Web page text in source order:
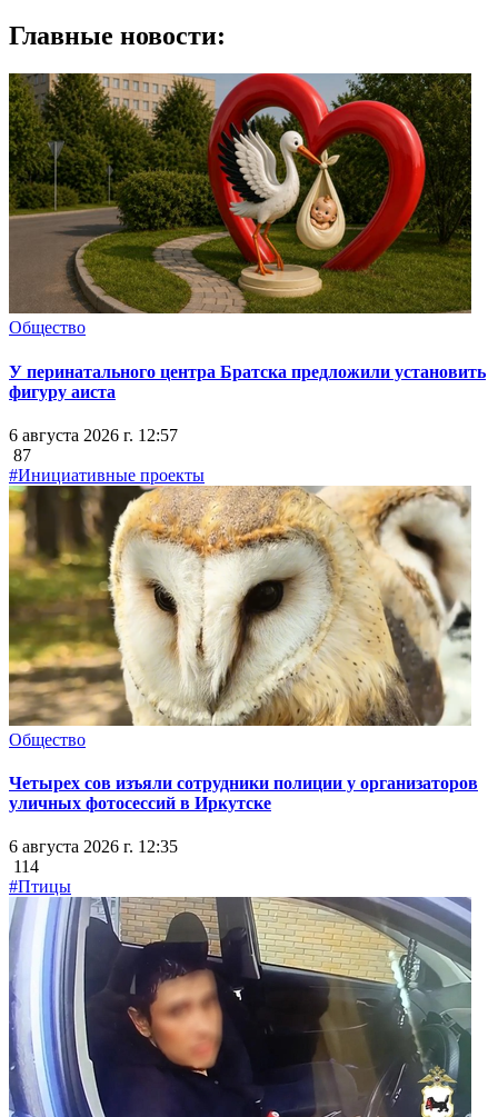
Главные новости:
Общество
У перинатального центра Братска предложили установить
фигуру аиста
6 августа 2026 г. 12:57
87
#Инициативные проекты
Общество
Четырех сов изъяли сотрудники полиции у организаторов
уличных фотосессий в Иркутске
6 августа 2026 г. 12:35
114
#Птицы